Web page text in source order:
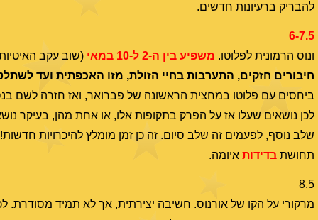
להבריק ברעיונות חדשים.
6-7.5
ונוס הרמונית לפלוטו. משפיע בין ה-2 ל-10 במאי
(שוב עקב
חיבורים חזקים, התערבות בחיי הזולת, מזו האכפתית ועד
ביחסים עם פלוטו במחצית הראשונה של פברואר, ואז חזרה לשם
לכן נושאים שעלו אז על הפרק בתקופות אלו, או אחת מהן, בעיקר
שלב נוסף, לפעמים זה שלב סיום. זה כן זמן מומלץ להיכרויות
תחושת בדידות איומה.
8.5
מרקורי על הקו של אורנוס. חשיבה יצירתית, אך לא תמיד מסודרת.